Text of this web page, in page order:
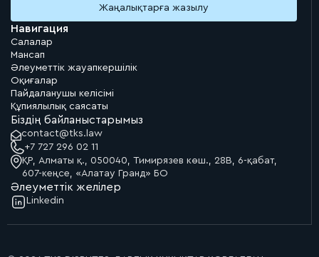
Навигация
Салалар
Мансап
Әлеуметтік жауапкершілік
Оқиғалар
Пайдаланушы келісімі
Құпиялылық саясаты
Біздің байланыстарымыз
contact@tks.law
+7 727 296 02 11
ҚР, Алматы қ., 050040, Тимирязев көш., 28В, 6-қабат,
607-кеңсе, «Алатау Гранд» БО
Әлеуметтік желілер
Linkedin